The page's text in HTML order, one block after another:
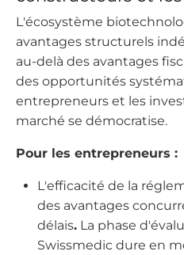
L'écosystème
avantages structurels
au-delà des avantages
des opportunités
entrepreneurs et les
marché se démocratise.
Pour les entrepreneurs :
L'efficacité de la
des avantages
délais. La phase
Swissmedic dure en